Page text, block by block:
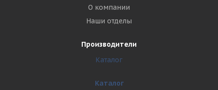
О компании
Наши отделы
Производители
Каталог
Каталог